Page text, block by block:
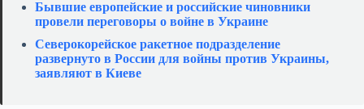
Бывшие европейские и российские чиновники
провели переговоры о войне в Украине
Северокорейское ракетное подразделение
развернуто в России для войны против Украины,
заявляют в Киеве